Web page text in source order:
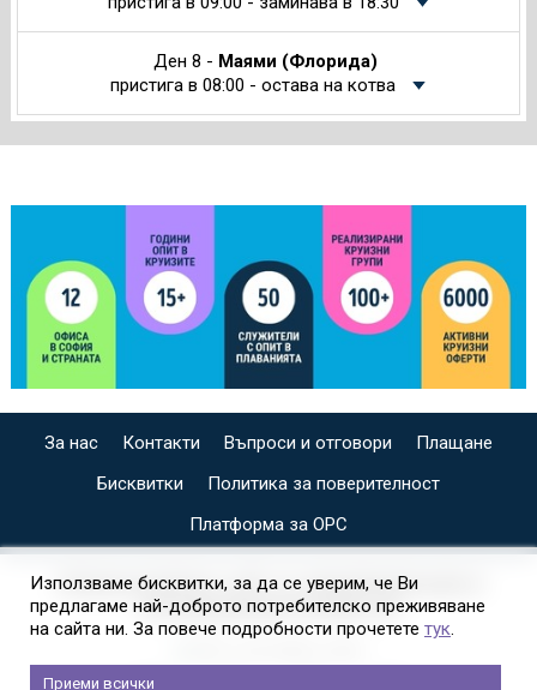
Ден 8 - Маями (Флорида)
пристига в 08:00 - остава на котва
За нас Контакти Въпроси и отговори
Плащане
Бисквитки
Политика за поверителност
Платформа за ОРС
СПЕЦИАЛИЗИРАН САЙТ ЗА ИНДИВИДУАЛНИ И
ОРГАНИЗИРАНИ КРУИЗИ НА
Използваме бисквитки, за да се уверим, че Ви
предлагаме най-доброто потребителско преживяване
на сайта ни. За повече подробности прочетете тук.
Приеми всички